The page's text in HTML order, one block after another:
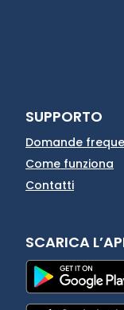
SUPPORTO
Domande
Come funziona
Contatti
SCARICA